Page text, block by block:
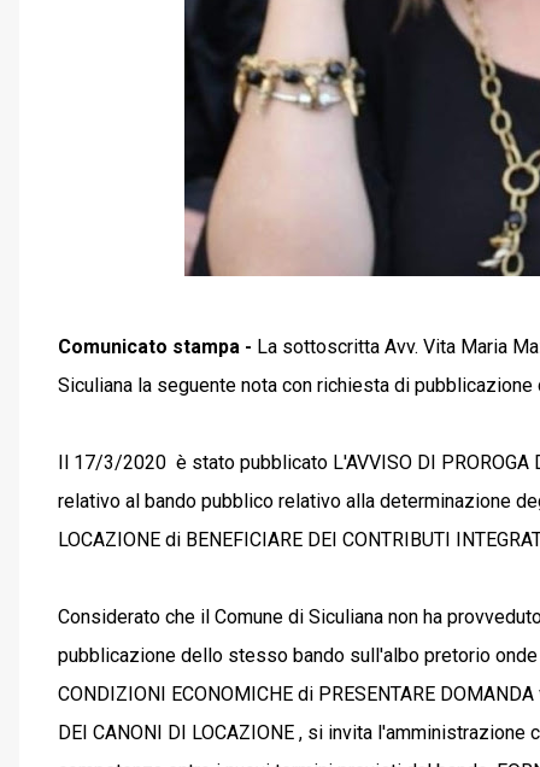
Comunicato stampa - La sottoscritta Avv. Vita Maria
Siculiana la seguente nota con richiesta di pubblicazione
Il 17/3/2020 è stato pubblicato L'AVVISO DI PROROGA
relativo al bando pubblico relativo alla determinazione
LOCAZIONE di BENEFICIARE DEI CONTRIBUTI
Considerato che il Comune di Siculiana non ha
pubblicazione dello stesso bando sull'albo pretorio onde
CONDIZIONI ECONOMICHE di PRESENTARE
DEI CANONI DI LOCAZIONE , si invita l'amministrazione